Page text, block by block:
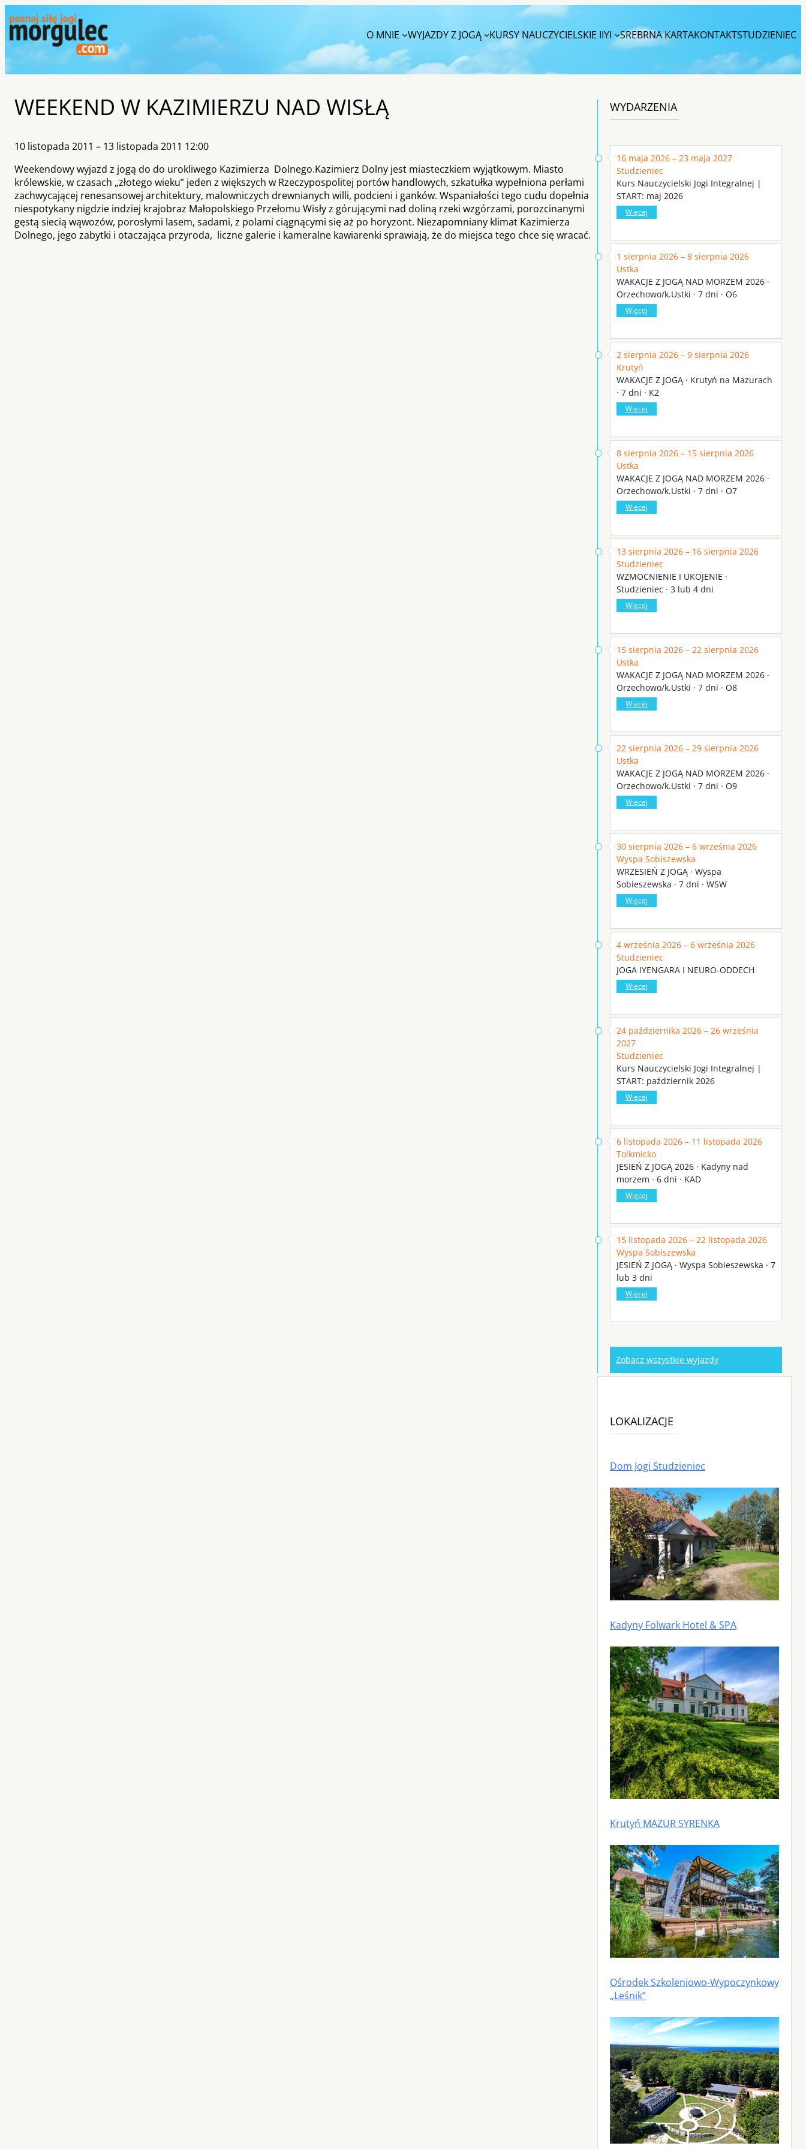
O MNIE WYJAZDY Z JOGĄ KURSY NAUCZYCIELSKIE IIYI SREBRNA KARTAKONTAKTSTUDZIENIEC
WEEKEND W KAZIMIERZU NAD WISŁĄ
10 listopada 2011 – 13 listopada 2011 12:00
Weekendowy wyjazd z jogą do do urokliwego Kazimierza Dolnego.Kazimierz Dolny jest miasteczkiem wyjątkowym. Miasto
królewskie, w czasach „złotego wieku” jeden z większych w Rzeczypospolitej portów handlowych, szkatułka wypełniona perłami
zachwycającej renesansowej architektury, malowniczych drewnianych willi, podcieni i ganków. Wspaniałości tego cudu dopełnia
niespotykany nigdzie indziej krajobraz Małopolskiego Przełomu Wisły z górującymi nad doliną rzeki wzgórzami, porozcinanymi
gęstą siecią wąwozów, porosłymi lasem, sadami, z polami ciągnącymi się aż po horyzont. Niezapomniany klimat Kazimierza
Dolnego, jego zabytki i otaczająca przyroda, liczne galerie i kameralne kawiarenki sprawiają, że do miejsca tego chce się wracać.
WYDARZENIA
16 maja 2026 – 23 maja 2027
Studzieniec
Kurs Nauczycielski Jogi Integralnej |
START: maj 2026
Więcej
1 sierpnia 2026 – 8 sierpnia 2026
Ustka
WAKACJE Z JOGĄ NAD MORZEM 2026 ·
Orzechowo/k.Ustki · 7 dni · O6
Więcej
2 sierpnia 2026 – 9 sierpnia 2026
Krutyń
WAKACJE Z JOGĄ · Krutyń na Mazurach
· 7 dni · K2
Więcej
8 sierpnia 2026 – 15 sierpnia 2026
Ustka
WAKACJE Z JOGĄ NAD MORZEM 2026 ·
Orzechowo/k.Ustki · 7 dni · O7
Więcej
13 sierpnia 2026 – 16 sierpnia 2026
Studzieniec
WZMOCNIENIE I UKOJENIE ·
Studzieniec · 3 lub 4 dni
Więcej
15 sierpnia 2026 – 22 sierpnia 2026
Ustka
WAKACJE Z JOGĄ NAD MORZEM 2026 ·
Orzechowo/k.Ustki · 7 dni · O8
Więcej
22 sierpnia 2026 – 29 sierpnia 2026
Ustka
WAKACJE Z JOGĄ NAD MORZEM 2026 ·
Orzechowo/k.Ustki · 7 dni · O9
Więcej
30 sierpnia 2026 – 6 września 2026
Wyspa Sobiszewska
WRZESIEŃ Z JOGĄ · Wyspa
Sobieszewska · 7 dni · WSW
Więcej
4 września 2026 – 6 września 2026
Studzieniec
JOGA IYENGARA I NEURO-ODDECH
Więcej
24 października 2026 – 26 września
2027
Studzieniec
Kurs Nauczycielski Jogi Integralnej |
START: październik 2026
Więcej
6 listopada 2026 – 11 listopada 2026
Tolkmicko
JESIEŃ Z JOGĄ 2026 · Kadyny nad
morzem · 6 dni · KAD
Więcej
15 listopada 2026 – 22 listopada 2026
Wyspa Sobiszewska
JESIEŃ Z JOGĄ · Wyspa Sobieszewska · 7
lub 3 dni
Więcej
Zobacz wszystkie wyjazdy
LOKALIZACJE
Dom Jogi Studzieniec
Kadyny Folwark Hotel & SPA
Krutyń MAZUR SYRENKA
Ośrodek Szkoleniowo-Wypoczynkowy
„Leśnik”